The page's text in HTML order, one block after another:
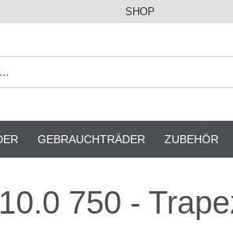
SHOP
GEBRAUCHTRÄDER ZUBEHÖR
750 -